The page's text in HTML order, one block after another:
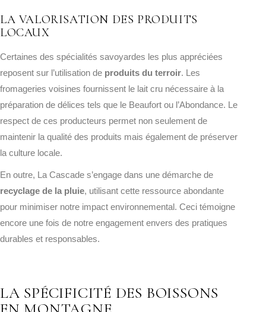
LA VALORISATION DES PRODUITS
LOCAUX
Certaines des spécialités savoyardes les plus appréciées
reposent sur l’utilisation de produits du terroir. Les
fromageries voisines fournissent le lait cru nécessaire à la
préparation de délices tels que le Beaufort ou l’Abondance. Le
respect de ces producteurs permet non seulement de
maintenir la qualité des produits mais également de préserver
la culture locale.
En outre, La Cascade s’engage dans une démarche de
recyclage de la pluie, utilisant cette ressource abondante
pour minimiser notre impact environnemental. Ceci témoigne
encore une fois de notre engagement envers des pratiques
durables et responsables.
LA SPÉCIFICITÉ DES BOISSONS